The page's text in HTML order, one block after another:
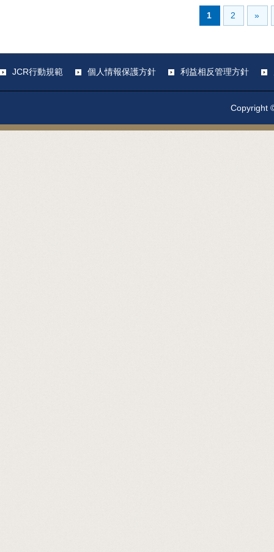
1 2 »
JCR行動規範 個人情報保護方針 利益相反管理方針
Copyright